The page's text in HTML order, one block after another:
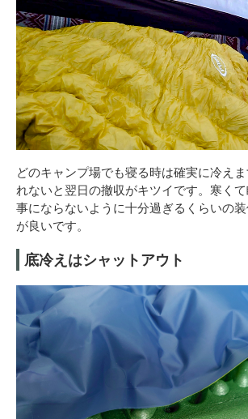
どのキャンプ場でも寝る時は確実に冷え
れないと翌日の撤収がキツイです。寒く
事にならないように十分過ぎるくらいの
が良いです。
底冷えはシャットアウト